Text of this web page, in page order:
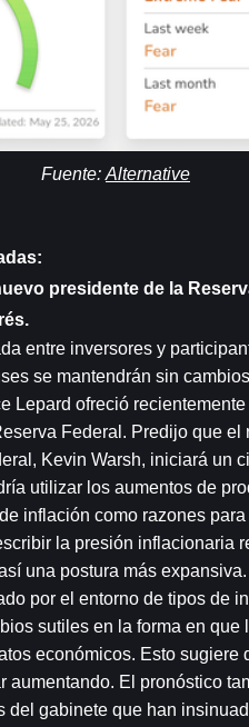
Fuente: Alternative
presidente de la
entre inversores y
se mantendrán sin
Lepard ofreció
Federal. Predijo que el
Kevin Warsh, iniciará un
utilizar los aumentos de
inflación como razones
la presión inflacionaria
una postura más
por el entorno de tipos de
sutiles en la forma en que
económicos. Esto sugiere
aumentando. El pronóstico
del gabinete que han